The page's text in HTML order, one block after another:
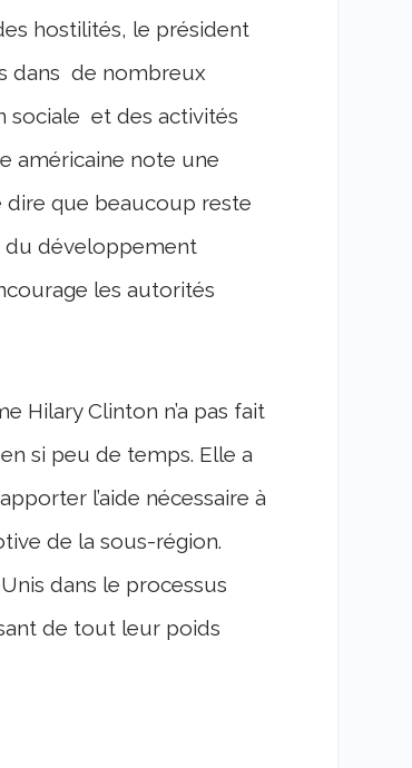
hostilités, le président
dans de nombreux
sociale et des activités
américaine note une
dire que beaucoup reste
du développement
les autorités
Hilary Clinton n’a pas fait
si peu de temps. Elle a
l’aide nécessaire à
de la sous-région.
dans le processus
de tout leur poids